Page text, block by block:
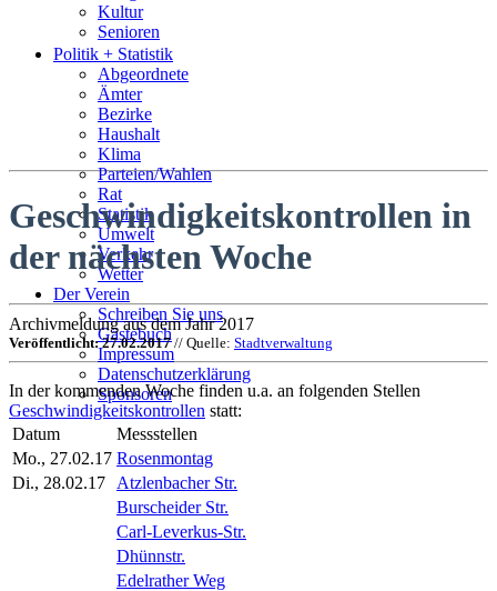
Kultur
Senioren
Stadtführer
Straßen
Politik + Statistik
Abgeordnete
Ämter
Bezirke
Haushalt
Klima
Parteien/Wahlen
Rat
Statistik
Umwelt
Verkehr
Wetter
Der Verein
Schreiben Sie uns
Gästebuch
Impressum
Datenschutzerklärung
Sponsoren
Geschwindigkeitskontrollen in
der nächsten Woche
Archivmeldung aus dem Jahr 2017
Veröffentlicht: 27.02.2017// Quelle: Stadtverwaltung
In der kommenden Woche finden u.a. an folgenden Stellen
Geschwindigkeitskontrollen statt:
Datum
Messstellen
Mo., 27.02.17 Rosenmontag
Di., 28.02.17
Atzlenbacher Str.
Burscheider Str.
Carl-Leverkus-Str.
Dhünnstr.
Edelrather Weg